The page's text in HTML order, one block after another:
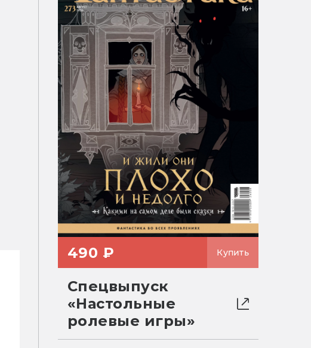
490 ₽ Купить
Спецвыпуск
«Настольные
ролевые игры»